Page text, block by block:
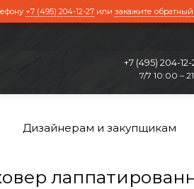
+7 (495) 204-12-27 или закажите обратный
+7 (495) 204-12-
7/7 10:00 –
Дизайнерам и закупщикам